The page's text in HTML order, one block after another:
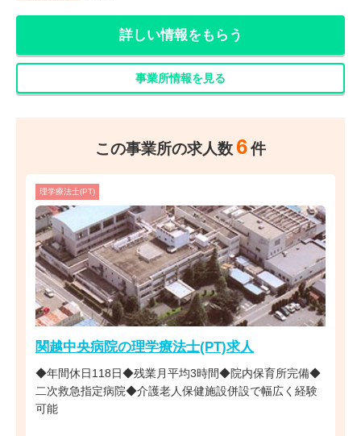
詳しい情報をもらう
事業所情報を見る
この事業所の求人数 6件
理学療法士(PT)
関越中央病院の理学療法士(PT)求人
◆年間休日118日◆残業月平均3時間◆院内保育所完備◆
二次救急指定病院◆介護老人保健施設併設で幅広く経験
可能